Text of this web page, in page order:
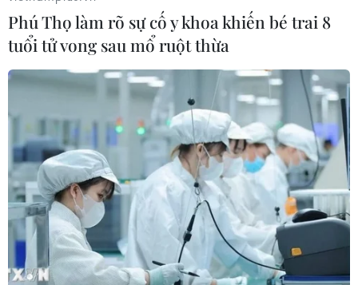
08/08/2026 03:50
Canada, Mỹ đàm phán thỏa thuận
thương mại tạm thời nhằm hạ nhiệt
căng thẳng
07/08/2026 23:53
Tổng thống đắc cử của Colombia
Abelardo De La Espriella nhậm chức
07/08/2026 23:12
Phú Thọ làm rõ sự cố y khoa khiến bé trai 8
tuổi tử vong sau mổ ruột thừa